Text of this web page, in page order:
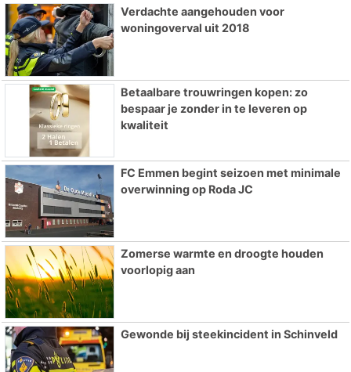
Verdachte aangehouden voor
woningoverval uit 2018
Betaalbare trouwringen kopen: zo
bespaar je zonder in te leveren op
kwaliteit
FC Emmen begint seizoen met minimale
overwinning op Roda JC
Zomerse warmte en droogte houden
voorlopig aan
Gewonde bij steekincident in Schinveld